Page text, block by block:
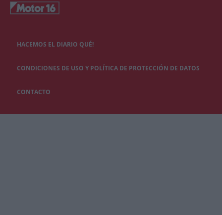
HACEMOS EL DIARIO QUÉ!
CONDICIONES DE USO Y POLÍTICA DE PROTECCIÓN DE DATOS
CONTACTO